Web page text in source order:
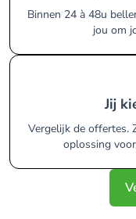
Binnen 24 à 48u
jou om
Jij
Vergelijk de offertes.
oplossing